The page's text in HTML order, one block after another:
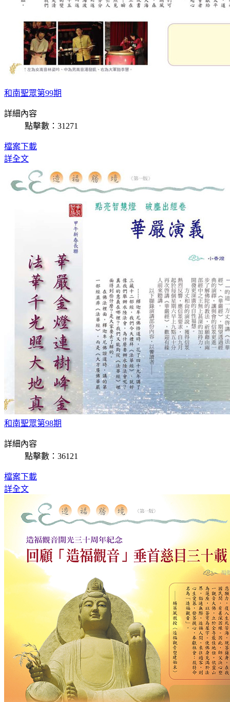
和南聖眾第99期
詳細內容
點擊數：31271
檔案下載
詳全文
和南聖眾第98期
詳細內容
點擊數：36121
檔案下載
詳全文